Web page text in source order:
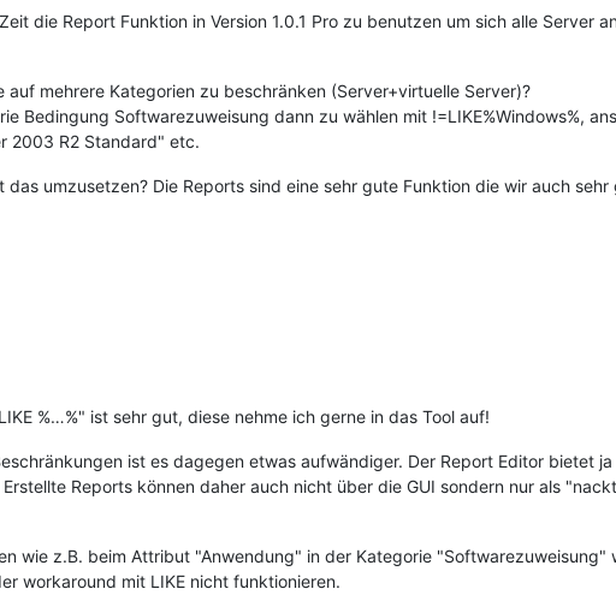
die Report Funktion in Version 1.0.1 Pro zu benutzen um sich alle Server
mehrere Kategorien zu beschränken (Server+virtuelle Server)?
Bedingung Softwarezuweisung dann zu wählen mit !=LIKE%Windows%,
2003 R2 Standard" etc.
umzusetzen? Die Reports sind eine sehr gute Funktion die wir auch
%…%" ist sehr gut, diese nehme ich gerne in das Tool auf!
ist es dagegen etwas aufwändiger. Der Report Editor bietet
Reports können daher auch nicht über die GUI sondern nur als
wie z.B. beim Attribut "Anwendung" in der Kategorie
workaround mit LIKE nicht funktionieren.